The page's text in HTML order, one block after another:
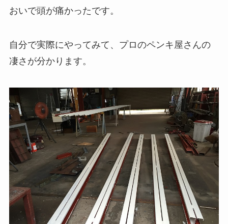
おいで頭が痛かったです。
自分で実際にやってみて、プロのペンキ屋さんの
凄さが分かります。